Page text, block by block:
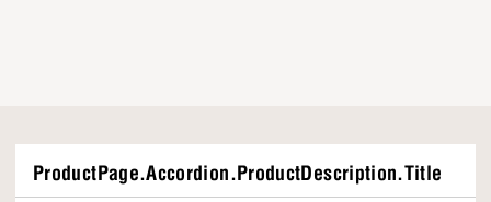
ProductPage.Accordion.ProductDescription.Title